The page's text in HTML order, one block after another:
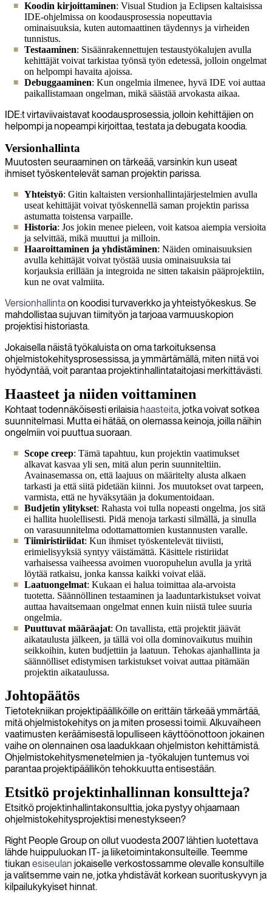
Koodin kirjoittaminen: Visual Studion ja Eclipsen kaltaisissa
IDE-ohjelmissa on koodausprosessia nopeuttavia
ominaisuuksia, kuten automaattinen täydennys ja virheiden
tunnistus.
Testaaminen: Sisäänrakennettujen testaustyökalujen avulla
kehittäjät voivat tarkistaa työnsä työn edetessä, jolloin ongelmat
on helpompi havaita ajoissa.
Debuggaaminen: Kun ongelmia ilmenee, hyvä IDE voi auttaa
paikallistamaan ongelman, mikä säästää arvokasta aikaa.
IDE:t virtaviivaistavat koodausprosessia, jolloin kehittäjien on
helpompi ja nopeampi kirjoittaa, testata ja debugata koodia.
Versionhallinta
Muutosten seuraaminen on tärkeää, varsinkin kun useat
ihmiset työskentelevät saman projektin parissa.
Yhteistyö: Gitin kaltaisten versionhallintajärjestelmien avulla
useat kehittäjät voivat työskennellä saman projektin parissa
astumatta toistensa varpaille.
Historia: Jos jokin menee pieleen, voit katsoa aiempia versioita
ja selvittää, mikä muuttui ja milloin.
Haaroittaminen ja yhdistäminen: Näiden ominaisuuksien
avulla kehittäjät voivat työstää uusia ominaisuuksia tai
korjauksia erillään ja integroida ne sitten takaisin pääprojektiin,
kun ne ovat valmiita.
Versionhallintaon koodisi turvaverkko ja yhteistyökeskus. Se
mahdollistaa sujuvan tiimityön ja tarjoaa varmuuskopion
projektisi historiasta.
Jokaisella näistä työkaluista on oma tarkoituksensa
ohjelmistokehitysprosessissa, ja ymmärtämällä, miten niitä voi
hyödyntää, voit parantaa projektinhallintataitojasi merkittävästi.
Haasteet ja niiden voittaminen
Kohtaat todennäköisesti erilaisia haasteita, jotka voivat sotkea
suunnitelmasi. Mutta ei hätää, on olemassa keinoja, joilla näihin
ongelmiin voi puuttua suoraan.
Scope creep: Tämä tapahtuu, kun projektin vaatimukset
alkavat kasvaa yli sen, mitä alun perin suunniteltiin.
Avainasemassa on, että laajuus on määritelty alusta alkaen
tarkasti ja että siitä pidetään kiinni. Jos muutokset ovat tarpeen,
varmista, että ne hyväksytään ja dokumentoidaan.
Budjetin ylitykset: Rahasta voi tulla nopeasti ongelma, jos sitä
ei hallita huolellisesti. Pidä menoja tarkasti silmällä, ja sinulla
on varasuunnitelma odottamattomien kustannusten varalle.
Tiimiristiriidat: Kun ihmiset työskentelevät tiiviisti,
erimielisyyksiä syntyy väistämättä. Käsittele ristiriidat
varhaisessa vaiheessa avoimen vuoropuhelun avulla ja yritä
löytää ratkaisu, jonka kanssa kaikki voivat elää.
Laatuongelmat: Kukaan ei halua toimittaa ala-arvoista
tuotetta. Säännöllinen testaaminen ja laaduntarkistukset voivat
auttaa havaitsemaan ongelmat ennen kuin niistä tulee suuria
ongelmia.
Puuttuvat määräajat: On tavallista, että projektit jäävät
aikataulusta jälkeen, ja tällä voi olla dominovaikutus muihin
seikkoihin, kuten budjettiin ja laatuun. Tehokas ajanhallinta ja
säännölliset edistymisen tarkistukset voivat auttaa pitämään
projektin aikataulussa.
Johtopäätös
Tietotekniikan projektipäälliköille on erittäin tärkeää ymmärtää,
mitä ohjelmistokehitys on ja miten prosessi toimii. Alkuvaiheen
vaatimusten keräämisestä lopulliseen käyttöönottoon jokainen
vaihe on olennainen osa laadukkaan ohjelmiston kehittämistä.
Ohjelmistokehitysmenetelmien ja -työkalujen tuntemus voi
parantaa projektipäällikön tehokkuutta entisestään.
Etsitkö projektinhallinnan konsultteja?
Etsitkö projektinhallintakonsulttia, joka pystyy ohjaamaan
ohjelmistokehitysprojektisi menestykseen?
Right People Group on ollut vuodesta 2007 lähtien luotettava
lähde huippuluokan IT- ja liiketoimintakonsulteille. Teemme
tiukan esiseulan jokaiselle verkostossamme olevalle konsultille
ja valitsemme vain ne, jotka yhdistävät korkean suorituskyvyn ja
kilpailukykyiset hinnat.